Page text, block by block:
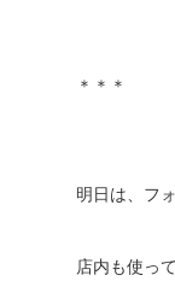
＊＊＊
明日は、フ
店内も使っ